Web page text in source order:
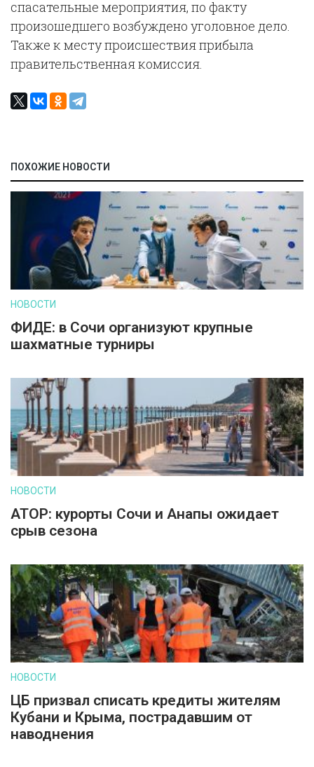
спасательные мероприятия, по факту
произошедшего возбуждено уголовное дело.
Также к месту происшествия прибыла
правительственная комиссия.
ПОХОЖИЕ НОВОСТИ
НОВОСТИ
ФИДЕ: в Сочи организуют крупные
шахматные турниры
НОВОСТИ
АТОР: курорты Сочи и Анапы ожидает
срыв сезона
НОВОСТИ
ЦБ призвал списать кредиты жителям
Кубани и Крыма, пострадавшим от
наводнения